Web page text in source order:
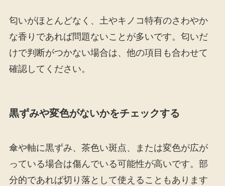
匂いがほとんどなく、土やキノコ特有のさわやか
な香りであれば問題ないことが多いです。匂いだ
けで判断がつかない場合は、他の項目も合わせて
確認してください。
黒ずみや変色がないかをチェックする
傘や軸に黒ずみ、茶色い斑点、または変色が広が
っている場合は傷んでいる可能性が高いです。部
分的であれば切り落として使えることもあります